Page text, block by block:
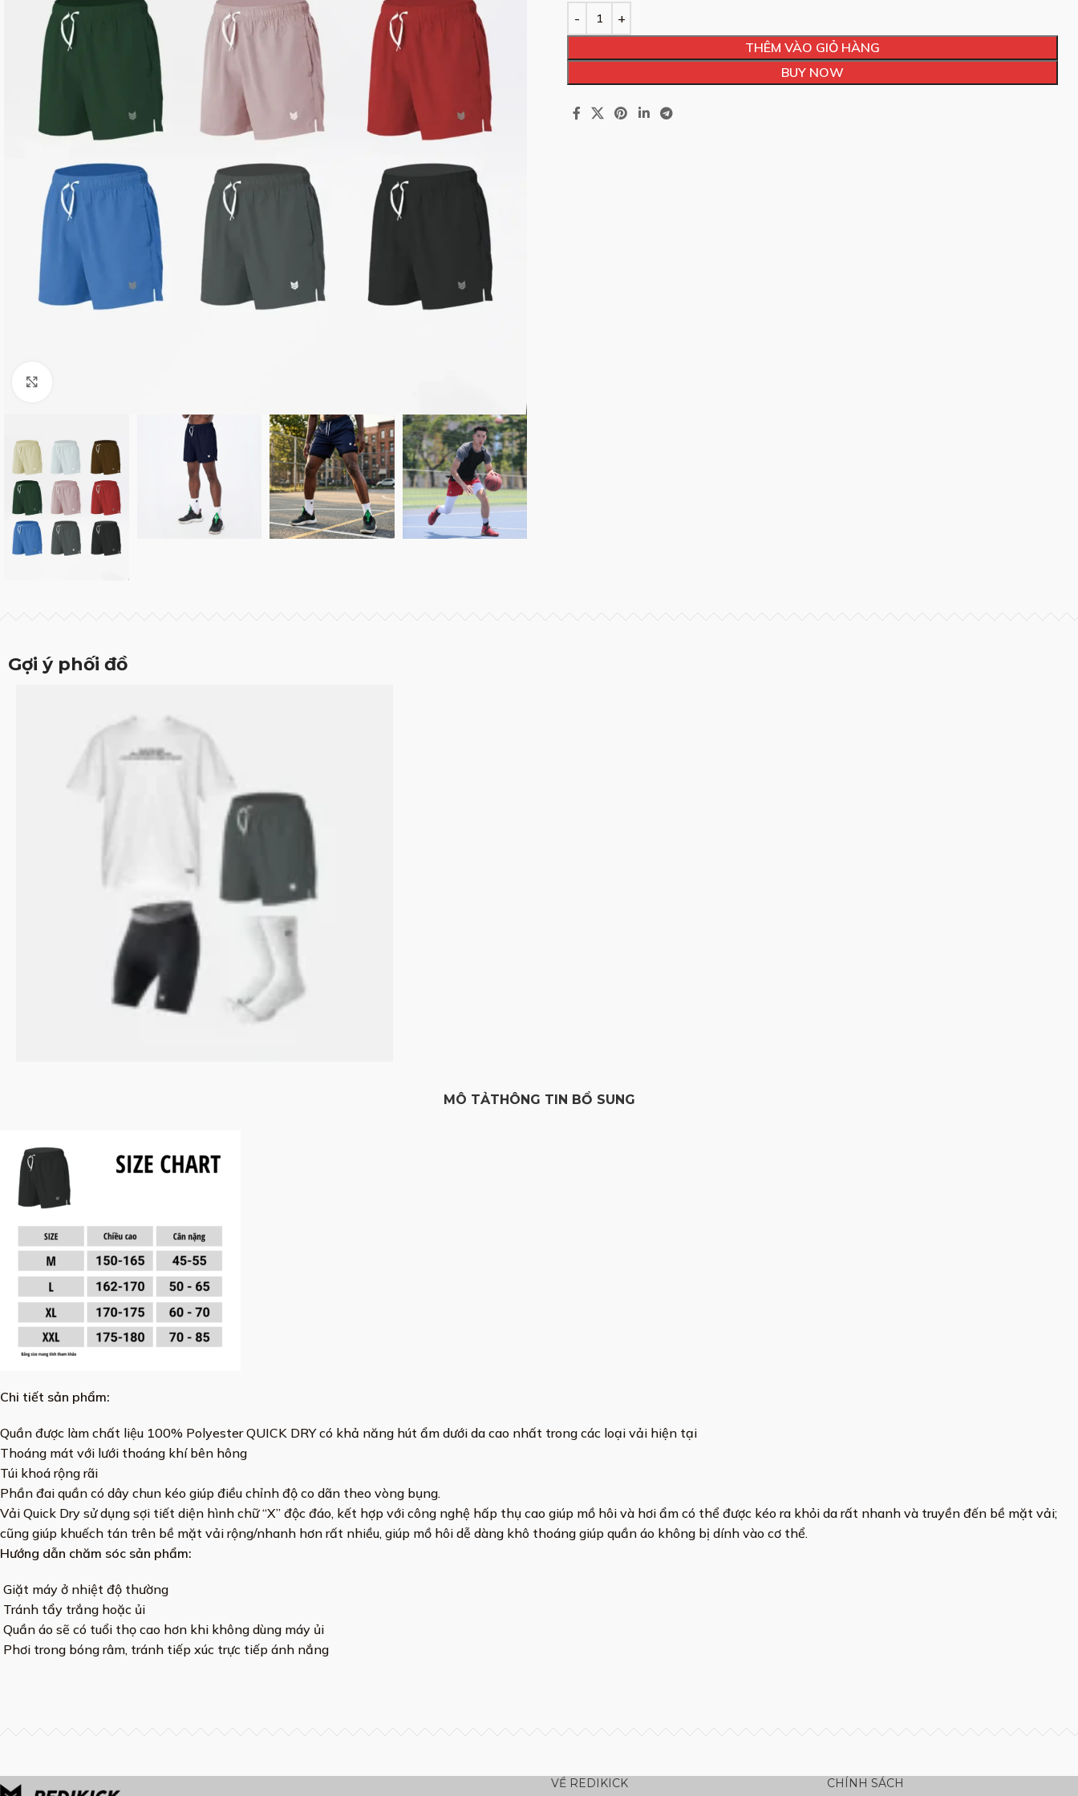
THÊM VÀO GIỎ HÀNG
BUY NOW
Gợi ý phối đồ
MÔ TẢTHÔNG TIN BỔ SUNG
Chi tiết sản phẩm:
Quần được làm chất liệu 100% Polyester QUICK DRY có khả năng hút ẩm dưới da cao nhất trong các loại vải hiện tại
Thoáng mát với lưới thoáng khí bên hông
Túi khoá rộng rãi
Phần đai quần có dây chun kéo giúp điều chỉnh độ co dãn theo vòng bụng.
Vải Quick Dry sử dụng sợi tiết diện hình chữ “X” độc đáo, kết hợp với công nghệ hấp thụ cao giúp mồ hôi và hơi ẩm có thể được kéo ra khỏi da rất nhanh và truyền đến bề mặt vải;
cũng giúp khuếch tán trên bề mặt vải rộng/nhanh hơn rất nhiều, giúp mồ hôi dễ dàng khô thoáng giúp quần áo không bị dính vào cơ thể.
Hướng dẫn chăm sóc sản phẩm:
Giặt máy ở nhiệt độ thường
Tránh tẩy trắng hoặc ủi
Quần áo sẽ có tuổi thọ cao hơn khi không dùng máy ủi
Phơi trong bóng râm, tránh tiếp xúc trực tiếp ánh nắng
VỀ REDIKICK CHÍNH SÁCH